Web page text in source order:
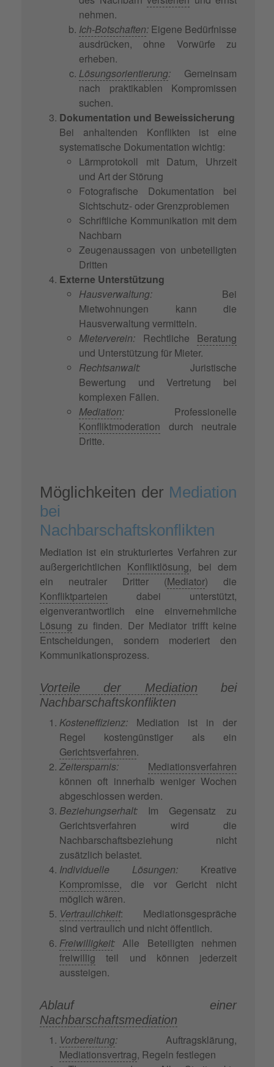
nehmen.
Ich-Botschaften: Eigene Bedürfnisse
ausdrücken, ohne Vorwürfe zu
erheben.
Lösungsorientierung: Gemeinsam
nach praktikablen Kompromissen
suchen.
Dokumentation und Beweissicherung
Bei anhaltenden Konflikten ist eine
systematische Dokumentation wichtig:
Lärmprotokoll mit Datum, Uhrzeit
und Art der Störung
Fotografische Dokumentation bei
Sichtschutz- oder Grenzproblemen
Schriftliche Kommunikation mit dem
Nachbarn
Zeugenaussagen von unbeteiligten
Dritten
Externe Unterstützung
Hausverwaltung: Bei
Mietwohnungen kann die
Hausverwaltung vermitteln.
Mieterverein: Rechtliche Beratung
und Unterstützung für Mieter.
Rechtsanwalt: Juristische
Bewertung und Vertretung bei
komplexen Fällen.
Mediation: Professionelle
Konfliktmoderation durch neutrale
Dritte.
Möglichkeiten der Mediation
bei
Nachbarschaftskonflikten
Mediation ist ein strukturiertes Verfahren zur
außergerichtlichen Konfliktlösung, bei dem
ein neutraler Dritter (Mediator) die
Konfliktparteien dabei unterstützt,
eigenverantwortlich eine einvernehmliche
Lösung zu finden. Der Mediator trifft keine
Entscheidungen, sondern moderiert den
Kommunikationsprozess.
Vorteile der Mediation bei
Nachbarschaftskonflikten
Kosteneffizienz: Mediation ist in der
Regel kostengünstiger als ein
Gerichtsverfahren.
Zeitersparnis:
Mediationsverfahren
können oft innerhalb weniger Wochen
abgeschlossen werden.
Beziehungserhalt: Im Gegensatz zu
Gerichtsverfahren wird die
Nachbarschaftsbeziehung nicht
zusätzlich belastet.
Individuelle Lösungen: Kreative
Kompromisse, die vor Gericht nicht
möglich wären.
Vertraulichkeit: Mediationsgespräche
sind vertraulich und nicht öffentlich.
Freiwilligkeit: Alle Beteiligten nehmen
freiwillig teil und können jederzeit
aussteigen.
Ablauf einer
Nachbarschaftsmediation
Vorbereitung: Auftragsklärung,
Mediationsvertrag, Regeln festlegen